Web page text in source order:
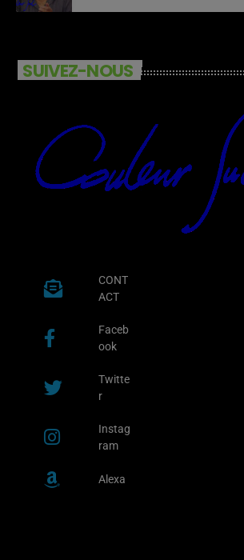
SUIVEZ-NOUS
CONT
ACT
Faceb
ook
Twitte
r
Instag
ram
Alexa